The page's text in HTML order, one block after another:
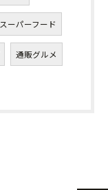
スーパーフード
通販グルメ